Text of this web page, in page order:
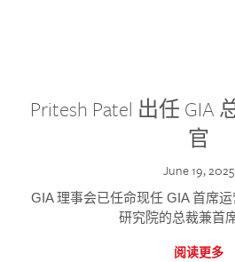
Pritesh Patel 出任 GIA
官
June 19, 2025
GIA 理事会已任命现任 GIA 首席
研究院的总裁兼首
阅读更多